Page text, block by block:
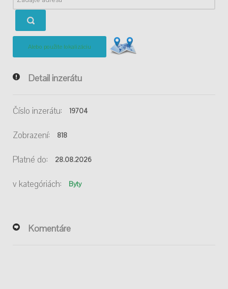
Alebo použite lokalizáciu
Detail inzerátu
Číslo inzerátu: 19704
Zobrazení: 818
Platné do: 28.08.2026
v kategóriách: Byty
Komentáre